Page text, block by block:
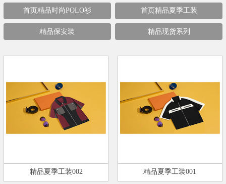
首页精品时尚POLO衫 首页精品夏季工装
精品保安装 精品现货系列
精品夏季工装002 精品夏季工装001